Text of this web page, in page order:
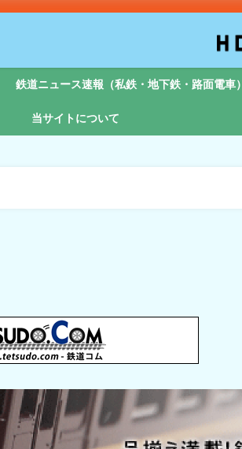
鉄道ニュース速報（私鉄・地下鉄・路面電車）
当サイトについて